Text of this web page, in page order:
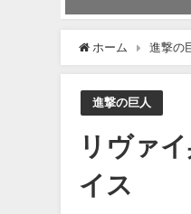
ホーム 進撃の
進撃の巨人
リヴァ
イス